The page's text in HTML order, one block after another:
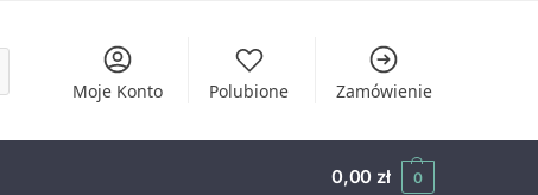
Moje Konto Polubione Zamówienie
0,00 zł 0